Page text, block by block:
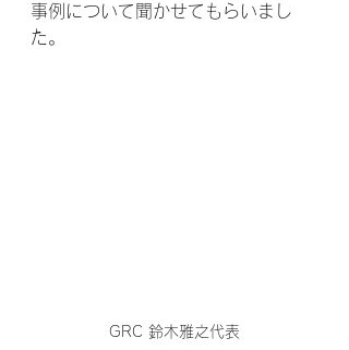
事例について聞かせてもらいまし
た。
GRC 鈴木雅之代表